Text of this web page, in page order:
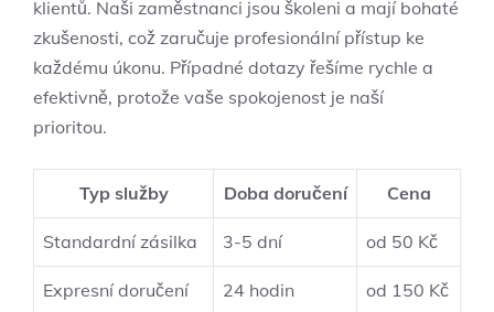
klientů. Naši zaměstnanci jsou školeni a mají bohaté
zkušenosti, což zaručuje profesionální přístup ke
každému úkonu. Případné dotazy řešíme rychle a
efektivně, protože vaše spokojenost je naší
prioritou.
Typ služby Doba doručení Cena
Standardní zásilka 3-5 dní od 50 Kč
Expresní doručení 24 hodin od 150 Kč